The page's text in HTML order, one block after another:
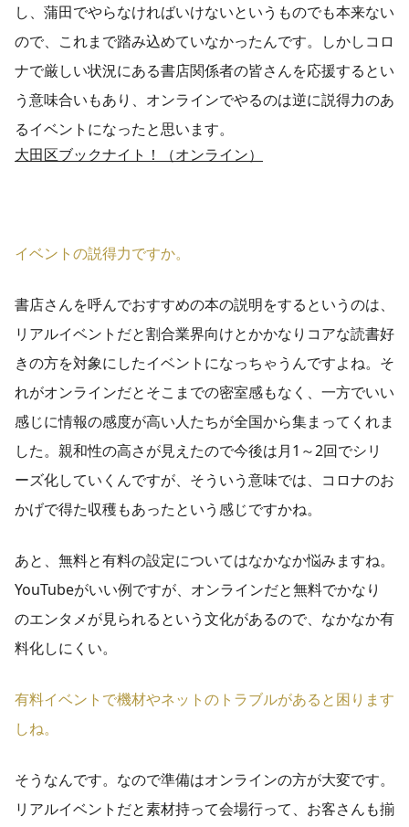
し、蒲田でやらなければいけないというものでも本来ない
ので、これまで踏み込めていなかったんです。しかしコロ
ナで厳しい状況にある書店関係者の皆さんを応援するとい
う意味合いもあり、オンラインでやるのは逆に説得力のあ
るイベントになったと思います。
大田区ブックナイト！（オンライン）
イベントの説得力ですか。
書店さんを呼んでおすすめの本の説明をするというのは、
リアルイベントだと割合業界向けとかかなりコアな読書好
きの方を対象にしたイベントになっちゃうんですよね。そ
れがオンラインだとそこまでの密室感もなく、一方でいい
感じに情報の感度が高い人たちが全国から集まってくれま
した。親和性の高さが見えたので今後は月1～2回でシリ
ーズ化していくんですが、そういう意味では、コロナのお
かげで得た収穫もあったという感じですかね。
あと、無料と有料の設定についてはなかなか悩みますね。
YouTubeがいい例ですが、オンラインだと無料でかなり
のエンタメが見られるという文化があるので、なかなか有
料化しにくい。
有料イベントで機材やネットのトラブルがあると困ります
しね。
そうなんです。なので準備はオンラインの方が大変です。
リアルイベントだと素材持って会場行って、お客さんも揃